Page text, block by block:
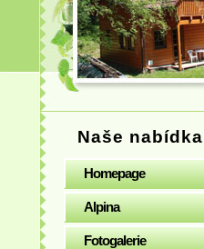
Naše nabídka
Homepage
Alpina
Fotogalerie